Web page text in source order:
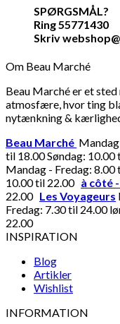
SPØRGSMÅL?
Ring 55771430
Skriv
Om Beau Marché
Beau Marché er et
atmosfære, hvor ting
nytænkning &
Beau Marché
til 18.00 Søndag: 10.00
Mandag - Fredag: 8.00
10.00 til 22.00 à côté
22.00 Les Voyageurs
Fredag: 7.30 til 24.00
22.00
INSPIRATION
Blog
Artikler
Wishlist
INFORMATION